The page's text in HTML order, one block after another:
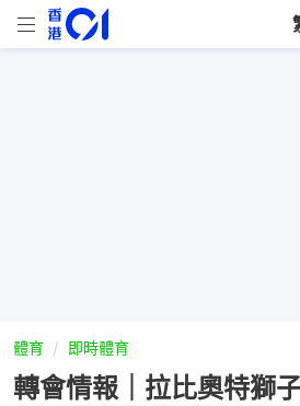
體育 即時體育
轉會情報｜拉比奧特獅